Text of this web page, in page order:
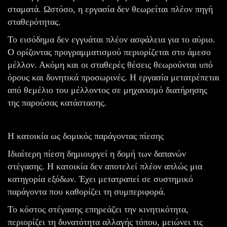
σταματά. Ωστόσο, η εργασία δεν θεωρείται πλέον πηγή
σταθερότητας.
Το εισόδημα δεν εγγυάται πλέον ασφάλεια για το αύριο.
Ο ορίζοντας προγραμματισμού περιορίζεται στο άμεσο
μέλλον. Ακόμη και οι σταθερές θέσεις θεωρούνται υπό
όρους και δυνητικά προσωρινές. Η εργασία μετατρέπεται
από θεμέλιο του μέλλοντος σε μηχανισμό διατήρησης
της παρούσας κατάστασης.
Η κατοικία ως δομικός παράγοντας πίεσης
Ιδιαίτερη πίεση δημιουργεί η δομή των δαπανών
στέγασης. Η κατοικία δεν αποτελεί πλέον απλώς μια
κατηγορία εξόδων. Έχει μετατραπεί σε συστημικό
παράγοντα που καθορίζει τη συμπεριφορά.
Το κόστος στέγασης επηρεάζει την κινητικότητα,
περιορίζει τη δυνατότητα αλλαγής τόπου, μειώνει τις